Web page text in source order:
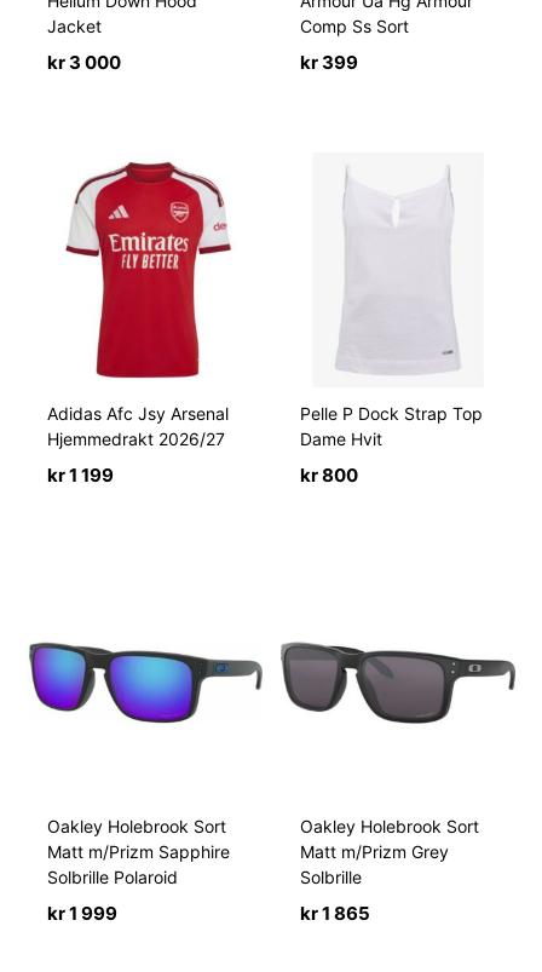
Jacket
kr3 000
Comp Ss Sort
kr399
Adidas Afc Jsy Arsenal
Hjemmedrakt 2026/27
kr1 199
Pelle P Dock Strap Top
Dame Hvit
kr800
Oakley Holebrook Sort
Matt m/Prizm Sapphire
Solbrille Polaroid
kr1 999
Oakley Holebrook Sort
Matt m/Prizm Grey
Solbrille
kr1 865